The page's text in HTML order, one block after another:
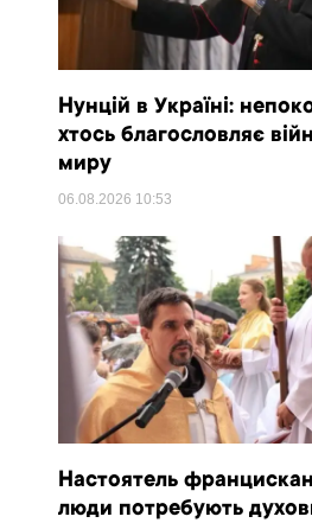
Нунцій в Україні:
хтось благословляє
миру
06.08.2026 10:53
Настоятель
люди потребують